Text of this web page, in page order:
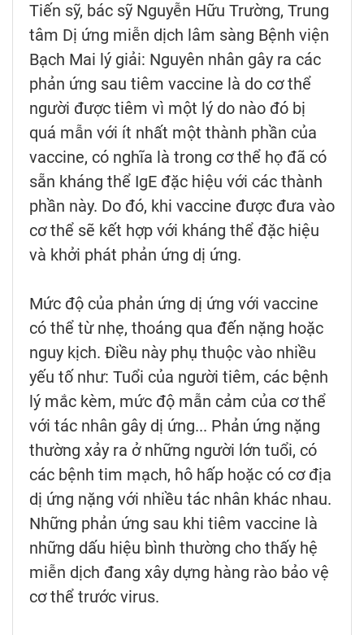
Tiến sỹ, bác sỹ Nguyễn Hữu Trường, Trung
tâm Dị ứng miễn dịch lâm sàng Bệnh viện
Bạch Mai lý giải: Nguyên nhân gây ra các
phản ứng sau tiêm vaccine là do cơ thể
người được tiêm vì một lý do nào đó bị
quá mẫn với ít nhất một thành phần của
vaccine, có nghĩa là trong cơ thể họ đã có
sẵn kháng thể IgE đặc hiệu với các thành
phần này. Do đó, khi vaccine được đưa vào
cơ thể sẽ kết hợp với kháng thể đặc hiệu
và khởi phát phản ứng dị ứng.
Mức độ của phản ứng dị ứng với vaccine
có thể từ nhẹ, thoáng qua đến nặng hoặc
nguy kịch. Điều này phụ thuộc vào nhiều
yếu tố như: Tuổi của người tiêm, các bệnh
lý mắc kèm, mức độ mẫn cảm của cơ thể
với tác nhân gây dị ứng... Phản ứng nặng
thường xảy ra ở những người lớn tuổi, có
các bệnh tim mạch, hô hấp hoặc có cơ địa
dị ứng nặng với nhiều tác nhân khác nhau.
Những phản ứng sau khi tiêm vaccine là
những dấu hiệu bình thường cho thấy hệ
miễn dịch đang xây dựng hàng rào bảo vệ
cơ thể trước virus.